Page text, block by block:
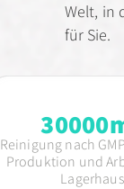
Welt, in
für Sie.
Reinigung nach
Produktion und
Lagerhaus